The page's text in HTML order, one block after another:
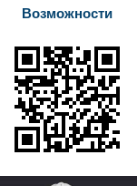
Возможности